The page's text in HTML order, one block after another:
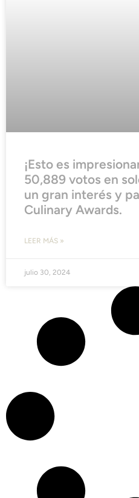
¡Esto es
50,889 votos en
un gran interés y
Culinary Awards.
LEER MÁS »
julio 30, 2024